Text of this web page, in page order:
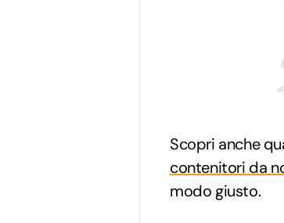
Scopri anche
contenitori da
modo giusto.